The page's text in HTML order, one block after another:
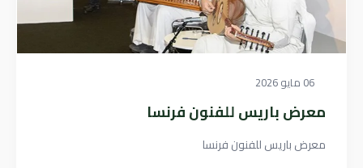
06 مايو 2026
معرض باريس للفنون فرنسا
معرض باريس للفنون فرنسا